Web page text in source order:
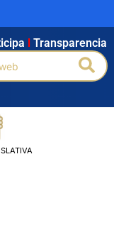
Búsqueda avanzada
Transparencia